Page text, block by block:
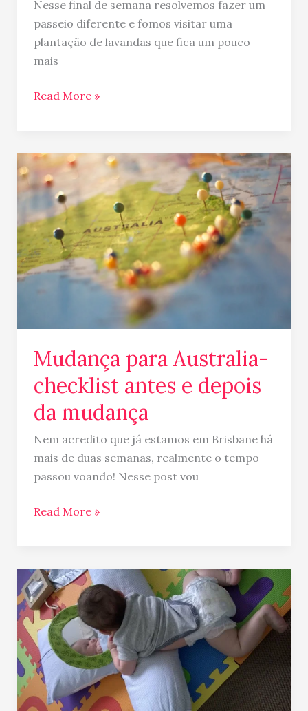
Nesse final de semana resolvemos fazer um
passeio diferente e fomos visitar uma
plantação de lavandas que fica um pouco
mais
Read More »
Mudança para Australia-
checklist antes e depois
da mudança
Nem acredito que já estamos em Brisbane há
mais de duas semanas, realmente o tempo
passou voando! Nesse post vou
Mudança
para
Australia-
checklist
antes
e
depois
Read More »
Afilhado
que
chega
pelo
whatsapp